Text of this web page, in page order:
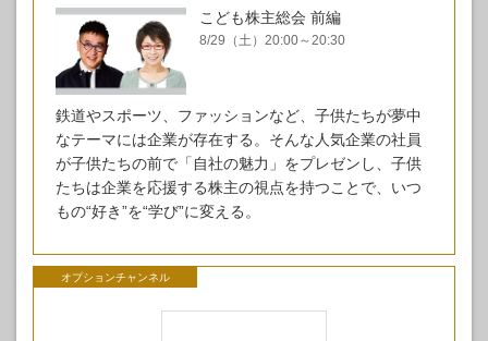
こども株主総会 前編
8/29（土）20:00～20:30
鉄道やスポーツ、ファッションなど、子供たちが夢中
なテーマには企業が存在する。そんな人気企業の社員
が子供たちの前で「自社の魅力」をプレゼンし、子供
たちは企業を応援する株主の視点を持つことで、いつ
もの“好き”を“学び”に変える。
オプションチャンネル